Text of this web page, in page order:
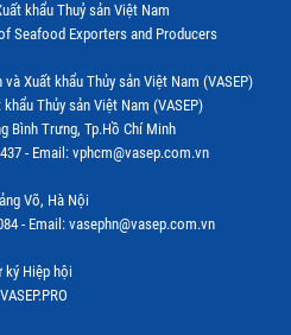
khẩu Thuỷ sản Việt Nam
Seafood Exporters and Producers
Xuất khẩu Thủy sản Việt Nam (VASEP)
Thủy sản Việt Nam (VASEP)
Bình Trưng, Tp.Hồ Chí Minh
- Email: vphcm@vasep.com.vn
Võ, Hà Nội
- Email: vasephn@vasep.com.vn
ký Hiệp hội